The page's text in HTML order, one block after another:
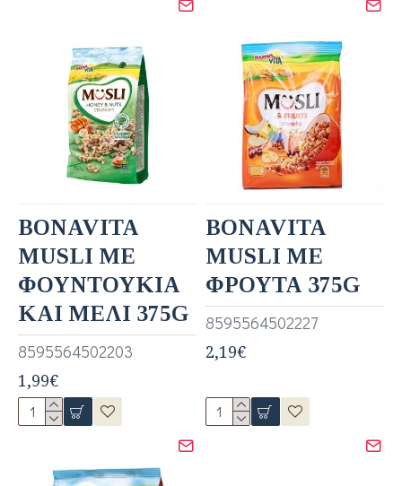
8595564502203
BONAVITA
MUSLI ΜΕ
ΦΟΥΝΤΟΥΚΙΑ
ΚΑΙ ΜΕΛΙ 375G
1,99€
8595564502227
BONAVITA
MUSLI ΜΕ
ΦΡΟΥΤΑ 375G
2,19€